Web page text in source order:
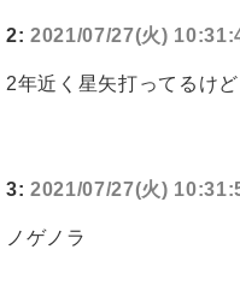
2: 2021/07/27(火)
2年近く星矢打ってるけ
3: 2021/07/27(火)
ノゲノラ